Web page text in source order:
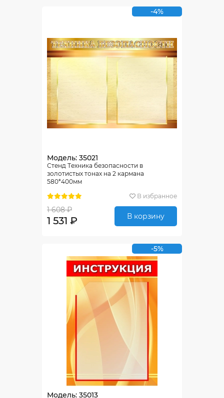
-4%
Модель: 35021
Стенд Tехника безопасности в
золотистых тонах на 2 кармана
580*400мм
В избранное
1 608 ₽
1 531 ₽ В корзину
-5%
Модель: 35013